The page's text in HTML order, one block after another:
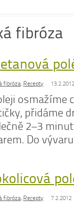
fibróza
fibróza, Recepty 13.2.2012
osmažíme
přidáme
2–3
Do
fibróza, Recepty 7.2.2012